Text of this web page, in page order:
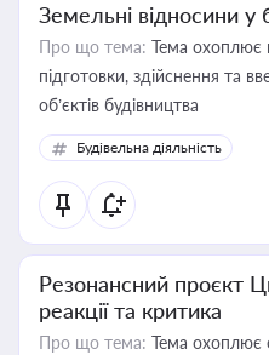
Земельні відносини у
Про що тема: Тема охоплює
підготовки, здійснення та
об’єктів будівництва
Будівельна діяльність
Резонансний проєкт
реакції та критика
Про що тема: Тема охоплює